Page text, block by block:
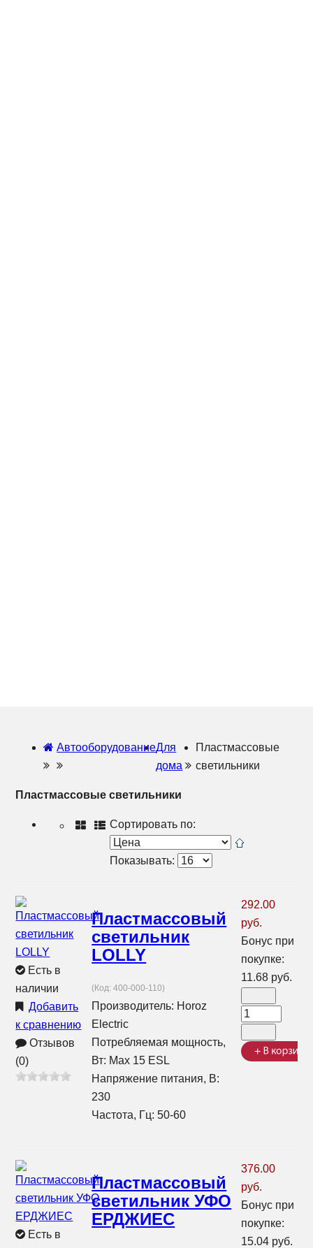
АвтооборудованиеДля
дома
Пластмассовые
светильники
Пластмассовые светильники
Сортировать по:
Показывать:
Есть в
наличии
Добавить
к сравнению
Отзывов
(0)
Пластмассовый
светильник
LOLLY
(Код:400-000-110)
Производитель: Horoz
Electric
Потребляемая мощность,
Вт: Max 15 ESL
Напряжение питания, В:
230
Частота, Гц: 50-60
292.00
руб.
Бонус при
покупке:
11.68 руб.
Есть в
Пластмассовый
светильник УФО
ЕРДЖИЕС
376.00
руб.
Бонус при
покупке:
15.04 руб.